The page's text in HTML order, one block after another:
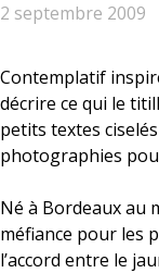
2 septembre 2009
Contemplatif
décrire ce qui le
petits textes
photographies
Né à Bordeaux au
méfiance pour les
l’accord entre le